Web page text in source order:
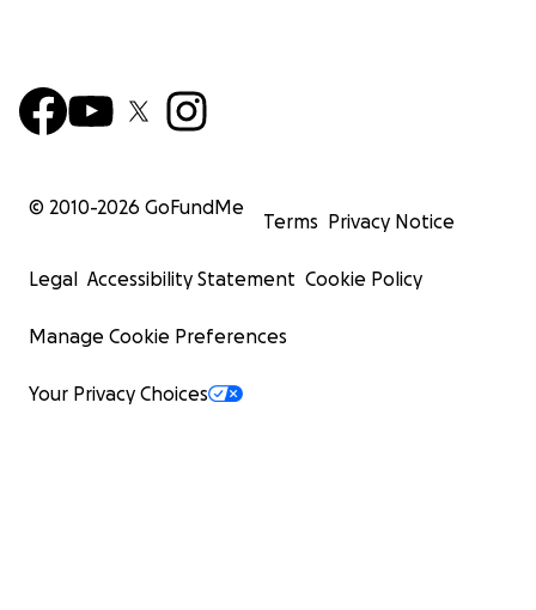
© 2010-2026 GoFundMe
Terms Privacy Notice
Legal Accessibility Statement Cookie Policy
Manage Cookie Preferences
Your Privacy Choices